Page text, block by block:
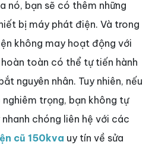
nó, bạn sẽ có thêm những
bị máy phát điện. Và trong
không may hoạt động với
toàn có thể tự tiến hành
nguyên nhân. Tuy nhiên, nếu
trọng, bạn không tự
chóng liên hệ với các
cũ 150kva uy tín về sửa